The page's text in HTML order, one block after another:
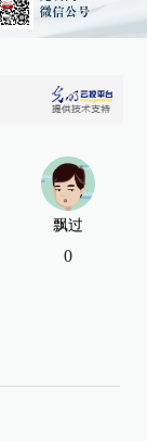
飘过
0